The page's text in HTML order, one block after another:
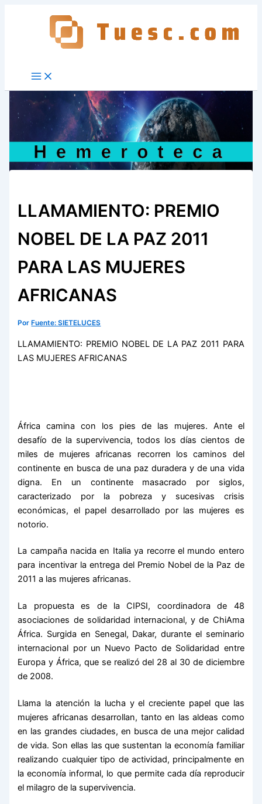
LLAMAMIENTO: PREMIO
NOBEL DE LA PAZ 2011
PARA LAS MUJERES
AFRICANAS
Por Fuente: SIETELUCES
LLAMAMIENTO: PREMIO NOBEL DE LA PAZ 2011 PARA
LAS MUJERES AFRICANAS
África camina con los pies de las mujeres. Ante el
desafío de la supervivencia, todos los días cientos de
miles de mujeres africanas recorren los caminos del
continente en busca de una paz duradera y de una vida
digna. En un continente masacrado por siglos,
caracterizado por la pobreza y sucesivas crisis
económicas, el papel desarrollado por las mujeres es
notorio.
La campaña nacida en Italia ya recorre el mundo entero
para incentivar la entrega del Premio Nobel de la Paz de
2011 a las mujeres africanas.
La propuesta es de la CIPSI, coordinadora de 48
asociaciones de solidaridad internacional, y de ChiAma
África. Surgida en Senegal, Dakar, durante el seminario
internacional por un Nuevo Pacto de Solidaridad entre
Europa y África, que se realizó del 28 al 30 de diciembre
de 2008.
Llama la atención la lucha y el creciente papel que las
mujeres africanas desarrollan, tanto en las aldeas como
en las grandes ciudades, en busca de una mejor calidad
de vida. Son ellas las que sustentan la economía familiar
realizando cualquier tipo de actividad, principalmente en
la economía informal, lo que permite cada día reproducir
el milagro de la supervivencia.